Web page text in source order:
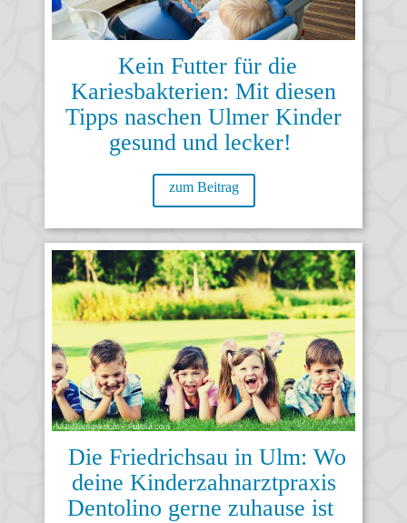
Kein Futter für die
Kariesbakterien: Mit diesen
Tipps naschen Ulmer Kinder
gesund und lecker!
zum Beitrag
Die Friedrichsau in Ulm: Wo
deine Kinderzahnarztpraxis
Dentolino gerne zuhause ist